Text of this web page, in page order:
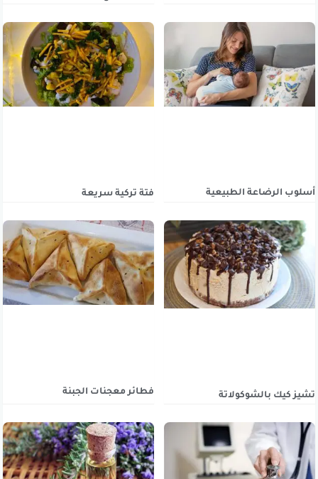
أسلوب الرضاعة الطبيعية فتة تركية سريعة
تشيز كيك بالشوكولاتة فطائر معجنات الجبنة